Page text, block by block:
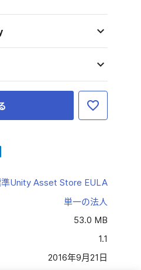
Unity Asset Store EULA
単一の法人
53.0 MB
1.1
2016年9月21日